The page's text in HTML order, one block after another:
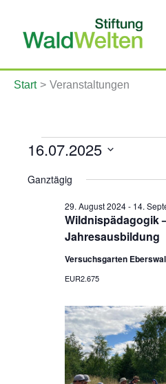
springen
Start Veranstaltungen
Veranstaltungen
für
Juli
16.07.2025
wählen.
Ganztägig
Wildnispädagogik
Jahresausbildung
29. August 2024- 14.
Versuchsgarten
EUR2.675